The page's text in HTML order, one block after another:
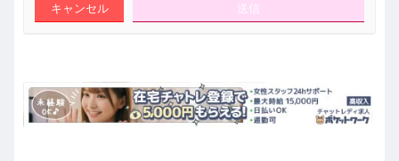
キャンセル